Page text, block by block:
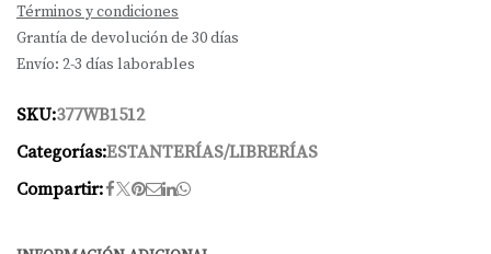
Términos y condiciones
Grantía de devolución de 30 días
Envío: 2-3 días laborables
SKU:377WB1512
Categorías:ESTANTERÍAS/LIBRERÍAS
Compartir: